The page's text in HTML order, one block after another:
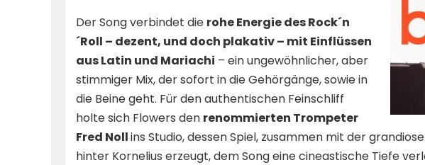
Der Song verbindet die rohe Energie des Rock´n
´Roll – dezent, und doch plakativ – mit Einflüssen
aus Latin und Mariachi – ein ungewöhnlicher, aber
stimmiger Mix, der sofort in die Gehörgänge, sowie in
die Beine geht. Für den authentischen Feinschliff
holte sich Flowers den renommierten Trompeter
Fred Nollins Studio, dessen Spiel, zusammen mit der
hinter Kornelius erzeugt, dem Song eine cineastische Tiefe